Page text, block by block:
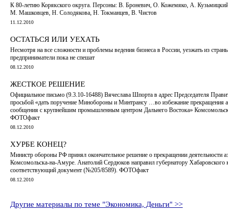
К 80-летию Корякского округа. Персоны: В. Броневич, О. Кожемяко, А.
М. Машковцев, Н. Солодякова, Н. Токманцев, В. Чистов
11.12.2010
ОСТАТЬСЯ ИЛИ УЕХАТЬ
Несмотря на все сложности и проблемы ведения бизнеса в России, уезжать из
предприниматели пока не спешат
08.12.2010
ЖЕСТКОЕ РЕШЕНИЕ
Официальное письмо (9.3.10-16488) Вячеслава Шпорта в адрес Председателя
просьбой «дать поручение Минобороны и Минтрансу …во избежание прекращения
сообщения с крупнейшим промышленным центром Дальнего Востока»
ФОТОфакт
08.12.2010
ХУРБЕ КОНЕЦ?
Министр обороны РФ принял окончательное решение о прекращении деятельности
Комсомольска-на-Амуре. Анатолий Сердюков направил губернатору Хабаровского
соответствующий документ (№205/8589). ФОТОфакт
08.12.2010
Другие материалы по теме "Экономика, Деньги" >>